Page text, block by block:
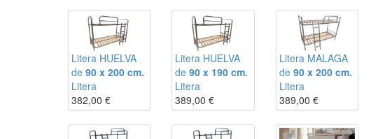
Litera HUELVA
de 90 x 200 cm.
Litera
382,00 €
Litera HUELVA
de90 x 190 cm.
Litera
389,00 €
Litera MALAGA
de 90 x 200 cm.
Litera
389,00 €